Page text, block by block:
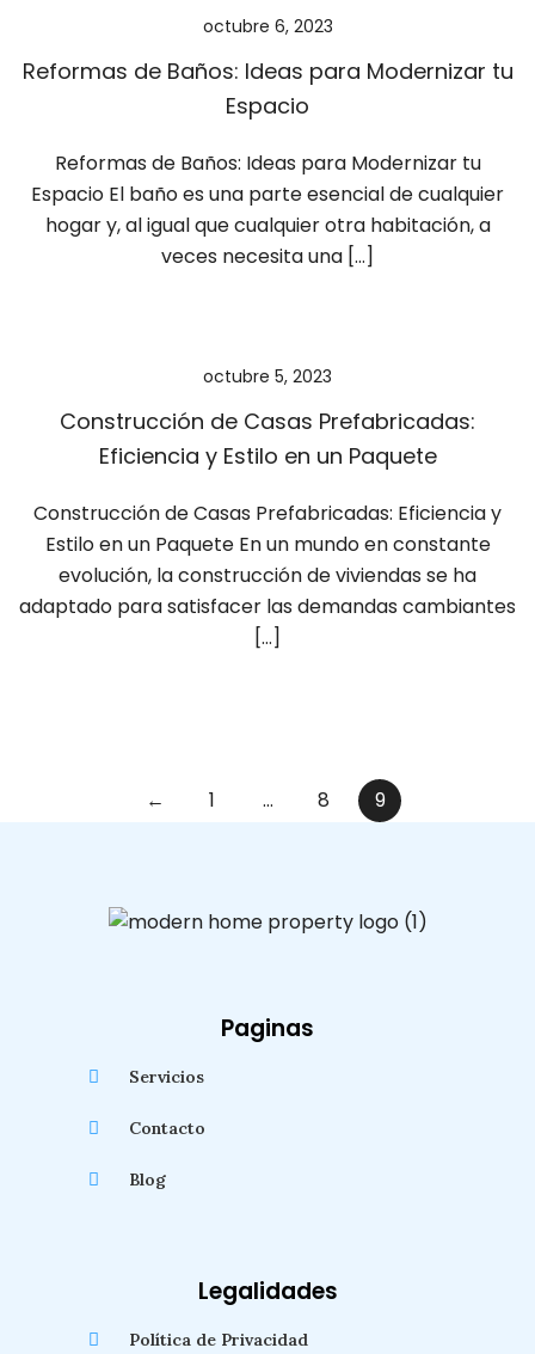
octubre 6, 2023
Reformas de Baños: Ideas para Modernizar tu
Espacio
Reformas de Baños: Ideas para Modernizar tu
Espacio El baño es una parte esencial de cualquier
hogar y, al igual que cualquier otra habitación, a
veces necesita una […]
octubre 5, 2023
Construcción de Casas Prefabricadas:
Eficiencia y Estilo en un Paquete
Construcción de Casas Prefabricadas: Eficiencia y
Estilo en un Paquete En un mundo en constante
evolución, la construcción de viviendas se ha
adaptado para satisfacer las demandas cambiantes
[…]
← 1 … 8 9
Paginas
Servicios
Contacto
Blog
Legalidades
Política de Privacidad